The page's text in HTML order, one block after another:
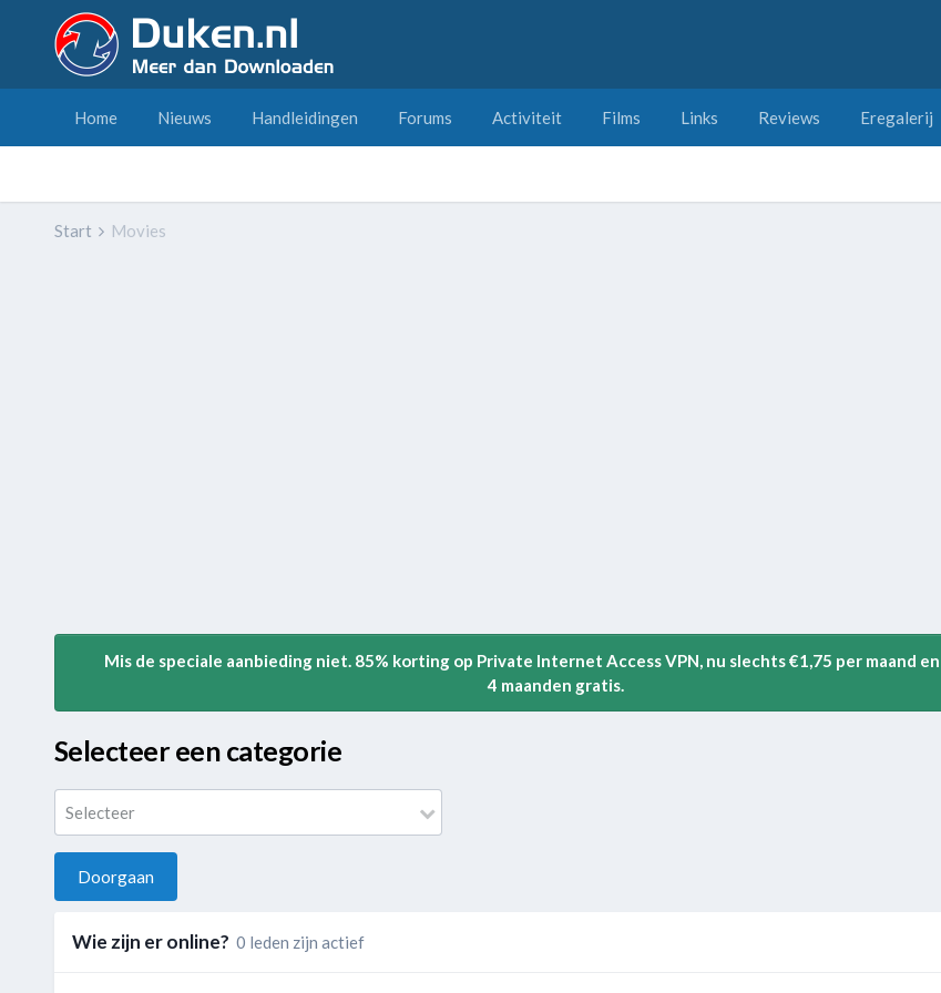
Home Nieuws Handleidingen Forums Activiteit Films Links Reviews Eregalerij
Start Movies
Mis de speciale aanbieding niet. 85% korting op Private Internet Access VPN, nu slechts €1,75 per maand
4 maanden gratis.
Selecteer een categorie
Selecteer
Doorgaan
Wie zijn er online? 0 leden zijn actief